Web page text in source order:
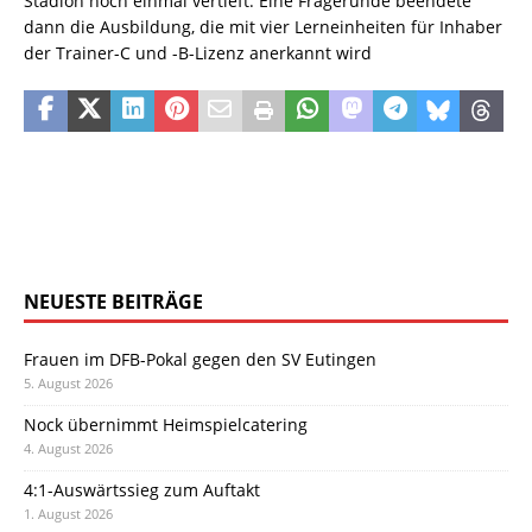
dann die Ausbildung, die mit vier Lerneinheiten für Inhaber
der Trainer-C und -B-Lizenz anerkannt wird
NEUESTE BEITRÄGE
Frauen im DFB-Pokal gegen den SV Eutingen
5. August 2026
Nock übernimmt Heimspielcatering
4. August 2026
4:1-Auswärtssieg zum Auftakt
1. August 2026